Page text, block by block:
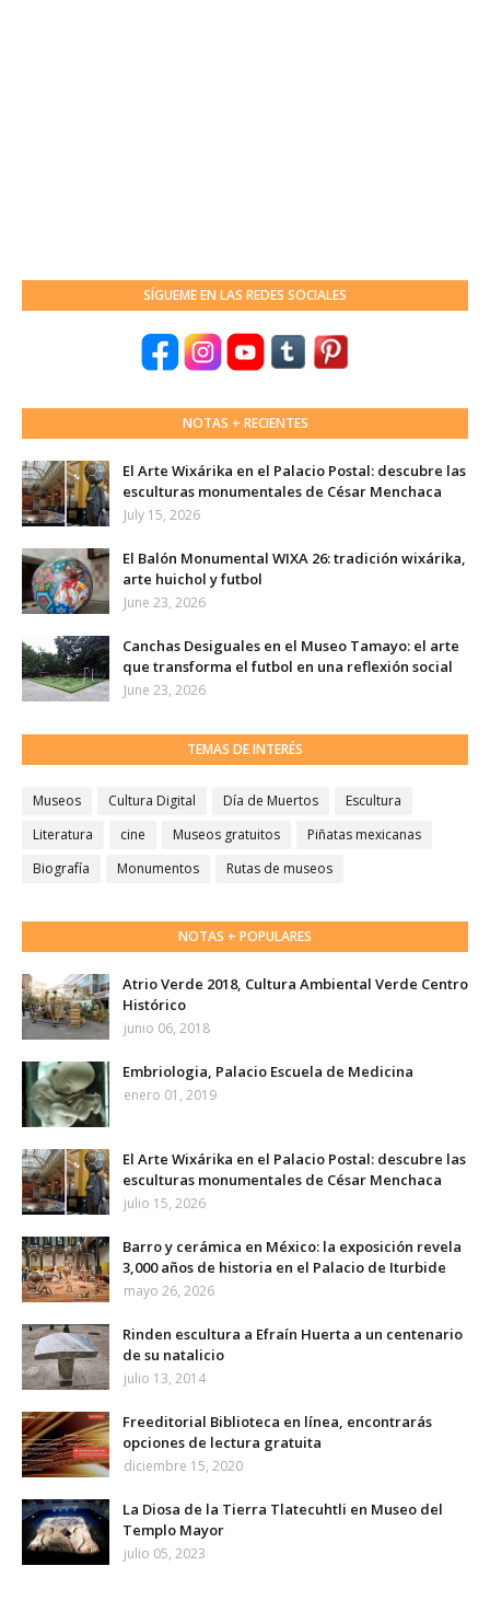
SÍGUEME EN LAS REDES SOCIALES
NOTAS + RECIENTES
El Arte Wixárika en el Palacio Postal: descubre las
esculturas monumentales de César Menchaca
July 15, 2026
El Balón Monumental WIXA 26: tradición wixárika,
arte huichol y futbol
June 23, 2026
Canchas Desiguales en el Museo Tamayo: el arte
que transforma el futbol en una reflexión social
June 23, 2026
TEMAS DE INTERÉS
Museos Cultura Digital Día de Muertos
Escultura
Literatura
cine Museos gratuitos
Piñatas mexicanas
Biografía
Monumentos Rutas de museos
NOTAS + POPULARES
Atrio Verde 2018, Cultura Ambiental Verde Centro
Histórico
junio 06, 2018
Embriologia, Palacio Escuela de Medicina
enero 01, 2019
El Arte Wixárika en el Palacio Postal: descubre las
esculturas monumentales de César Menchaca
julio 15, 2026
Barro y cerámica en México: la exposición revela
3,000 años de historia en el Palacio de Iturbide
mayo 26, 2026
Rinden escultura a Efraín Huerta a un centenario
de su natalicio
julio 13, 2014
Freeditorial Biblioteca en línea, encontrarás
opciones de lectura gratuita
diciembre 15, 2020
La Diosa de la Tierra Tlatecuhtli en Museo del
Templo Mayor
julio 05, 2023